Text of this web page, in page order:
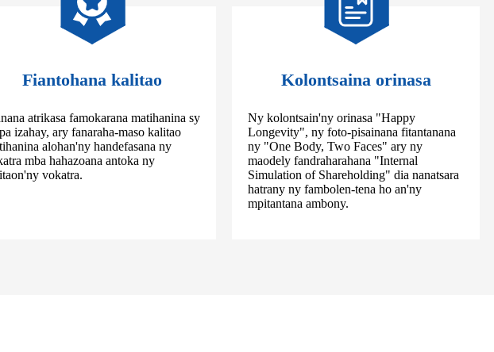
Fiantohana kalitao
atrikasa famokarana matihanina sy
izahay, ary fanaraha-maso kalitao
alohan'ny handefasana ny
mba hahazoana antoka ny
vokatra.
Kolontsaina orinasa
Ny kolontsain'ny orinasa "Happy
Longevity", ny foto-pisainana fitantanana
ny "One Body, Two Faces" ary ny
maodely fandraharahana "Internal
Simulation of Shareholding" dia nanatsara
hatrany ny fambolen-tena ho an'ny
mpitantana ambony.